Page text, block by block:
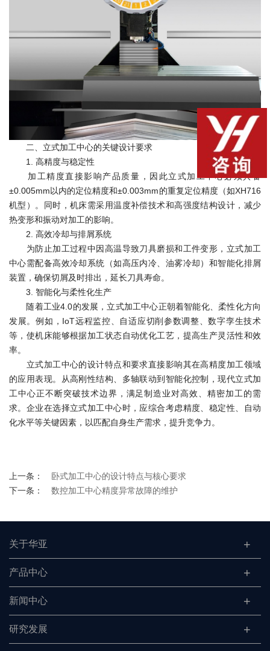
二、立式加工中心的关键设计要求
1. 高精度与稳定性
加工精度直接影响产品质量，因此立式加工中心必须具备
±0.005mm以内的定位精度和±0.003mm的重复定位精度（如XH716
机型）。同时，机床需采用温度补偿技术和高强度结构设计，减少
热变形和振动对加工的影响。
2. 高效冷却与排屑系统
为防止加工过程中因高温导致刀具磨损和工件变形，立式加工
中心需配备高效冷却系统（如高压内冷、油雾冷却）和智能化排屑
装置，确保切屑及时排出，延长刀具寿命。
3. 智能化与柔性化生产
随着工业4.0的发展，立式加工中心正朝着智能化、柔性化方向
发展。例如，IoT远程监控、自适应切削参数调整、数字孪生技术
等，使机床能够根据加工状态自动优化工艺，提高生产灵活性和效
率。
立式加工中心的设计特点和要求直接影响其在高精度加工领域
的应用表现。从高刚性结构、多轴联动到智能化控制，现代立式加
工中心正不断突破技术边界，满足制造业对高效、精密加工的需
求。企业在选择立式加工中心时，应综合考虑精度、稳定性、自动
化水平等关键因素，以匹配自身生产需求，提升竞争力。
上一条：
卧式加工中心的设计特点与核心要求
下一条：
数控加工中心精度异常故障的维护
关于华亚
产品中心
新闻中心
研究发展